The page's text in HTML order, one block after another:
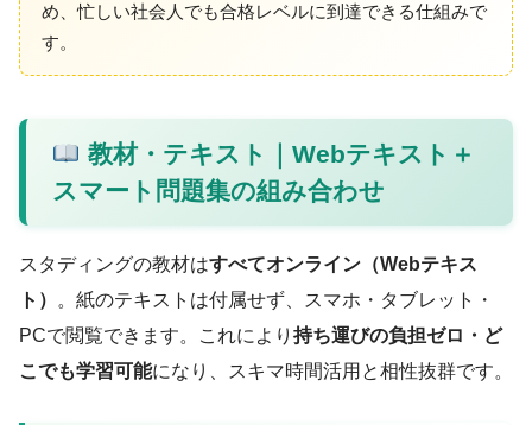
め、忙しい社会人でも合格レベルに到達できる仕組みで
す。
教材・テキスト｜Webテキスト＋
スマート問題集の組み合わせ
スタディングの教材はすべてオンライン（Webテキス
ト）
。紙のテキストは付属せず、スマホ・タブレット・
PCで閲覧できます。これにより 持ち運びの負担ゼロ・ど
こでも学習可能になり、スキマ時間活用と相性抜群です。